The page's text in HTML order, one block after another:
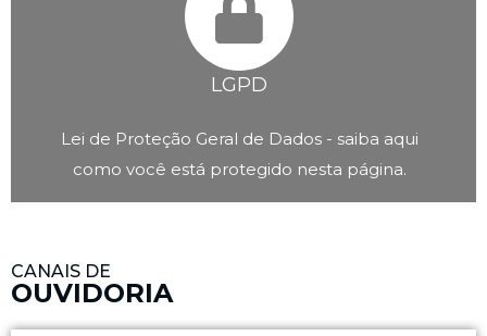
LGPD
Lei de Proteção Geral de Dados - saiba aqui
como você está protegido nesta página.
CANAIS DE
OUVIDORIA